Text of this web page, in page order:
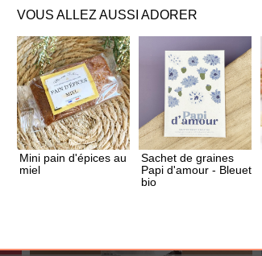
VOUS ALLEZ AUSSI ADORER
Mini pain d'épices au
miel
Sachet de graines
Papi d'amour - Bleuet
bio
487 produits